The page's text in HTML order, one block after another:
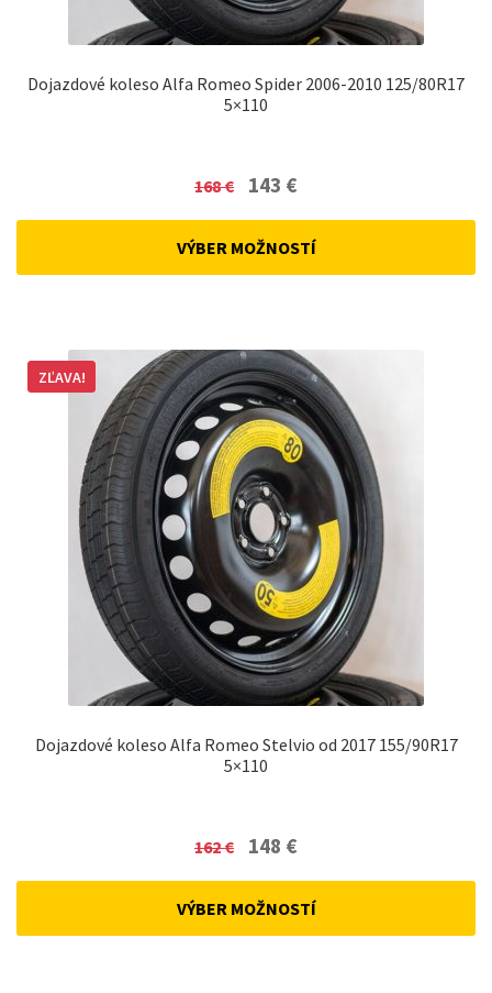
Dojazdové koleso Alfa Romeo Spider 2006-2010 125/80R17
5×110
168€
Original
was:
143 €Current
VÝBER MOŽNOSTÍ
Dojazdové koleso Alfa Romeo Stelvio od 2017 155/90R17
5×110
ZĽAVA!
162€
Original
was:
148 €Current
VÝBER MOŽNOSTÍ